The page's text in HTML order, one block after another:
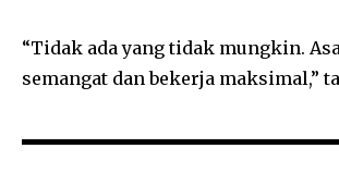
“Tidak ada yang tidak mungkin.
semangat dan bekerja maksimal,”